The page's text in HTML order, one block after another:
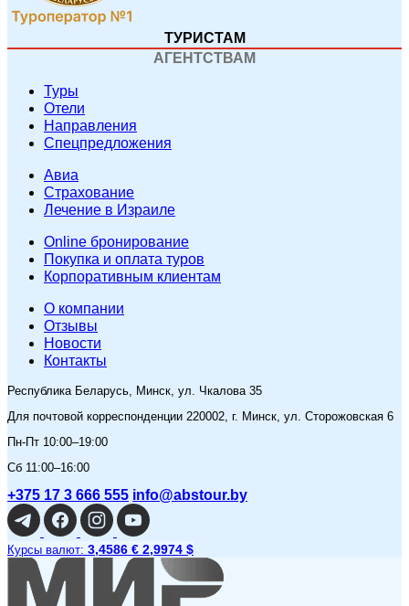
ТУРИСТАМ
АГЕНТСТВАМ
Туры
Отели
Направления
Спецпредложения
Авиа
Страхование
Лечение в Израиле
Online бронирование
Покупка и оплата туров
Корпоративным клиентам
O компании
Отзывы
Новости
Контакты
Республика Беларусь, Минск, ул. Чкалова 35
Для почтовой корреспонденции 220002, г. Минск, ул. Сторожовская 6
Пн-Пт 10:00–19:00
Сб 11:00–16:00
+375 17 3 666 555 info@abstour.by
Курсы валют: 3,4586 € 2,9974 $